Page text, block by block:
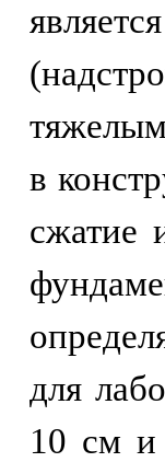
в
сжатие
для
10 см и